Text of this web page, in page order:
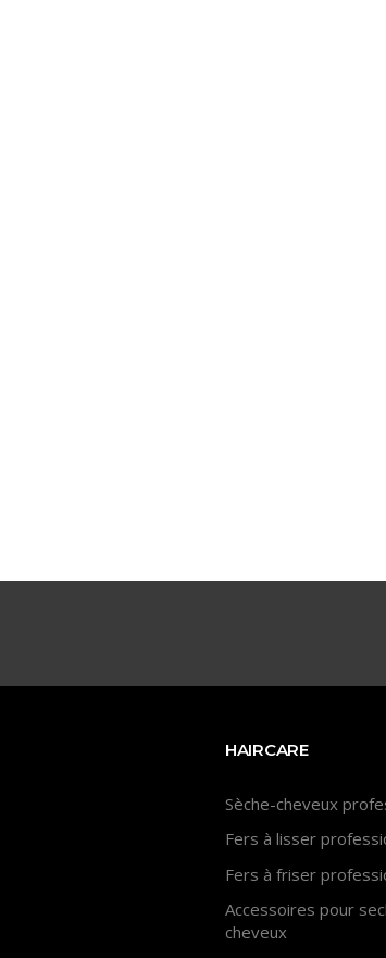
HAIRCARE
Sèche-cheveux
Fers à lisser
Fers à friser
Accessoires pour
cheveux